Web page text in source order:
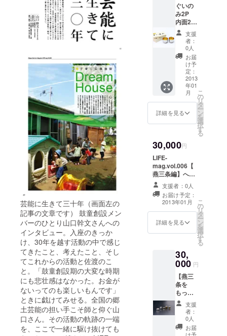
芸能に生きて三十年（画面左の
記事の文章です） 鼓童創設メン
バーのひとり山口幹文さんへの
インタビュー。入座のきっか
け、30年を越す活動の中で感じ
てきたこと、考えたこと、そし
てこれからの活動と佐渡のこ
と。「鼓童創設期の大変な時期
にも悲壮感はなかった。お金が
ないってのも楽しいもんです」
ときに戯けてみせる。全国の郷
土芸能の担い手こそ師と仰ぐ山
口さん。その活動の軌跡の一端
を、ここで一緒に駆け抜けても
ぐいの
み2P
内面24
金メッ
キ 桐
箱 LIFE-
mag.vol
.006【
燕三条
編】一
冊プレ
ゼント
創刊
号〜
Vol.005
まで
ナン
バー全
ゼント
支援
者：
0人
お届
け予
定：
2013
年01
月
詳細を見る
こ
の
リ
タ
ー
ン
を
選
択
す
る
30,000円
LIFE-
mag.vol.006【
燕三条編】へ名
刺サイズ広告の
掲載 ※ 掲載内
容、ページにつ
いては要相談
LIFE-
mag.vol.006【
バックナンバー
全号プレゼント
支援者：0人
お届け予定：
2013年01月
詳細を見る
こ
の
リ
タ
ー
ン
を
選
択
す
る
30,
000 円
【燕三
条を
もっと
楽し
む！
Ver】
創業一
八十六
支援
者：
0人
お届
け予